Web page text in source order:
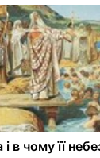
в чому її